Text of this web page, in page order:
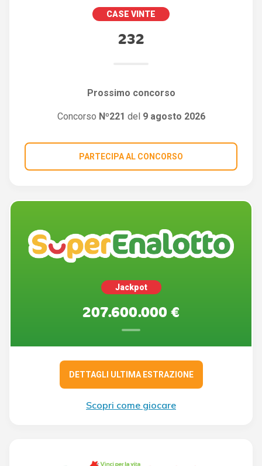
CASE VINTE
232
Prossimo concorso
Concorso Nº221 del 9 agosto 2026
PARTECIPA AL CONCORSO
Jackpot
207.600.000 €
DETTAGLI ULTIMA ESTRAZIONE
Scopri come giocare